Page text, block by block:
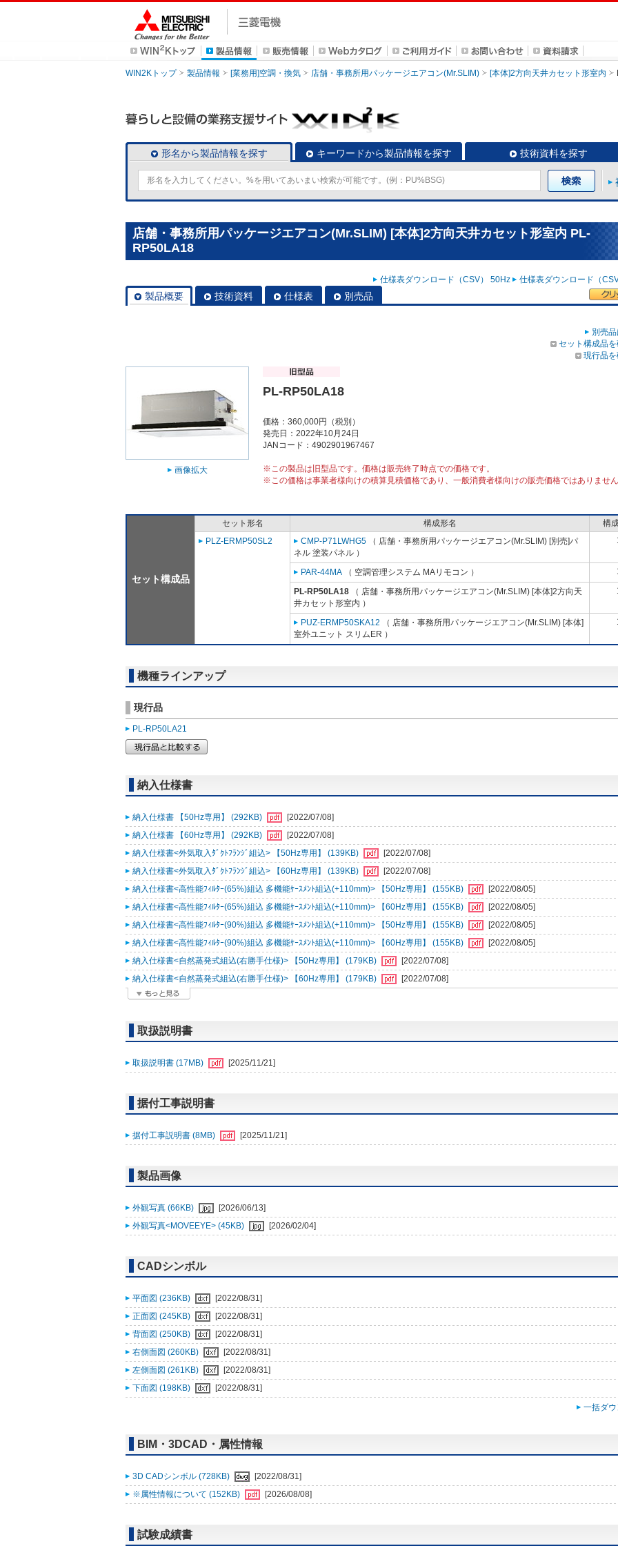
WIN2Kトップ 製品情報 [業務用]空調・換気 店舗・事務所用パッケージエアコン(Mr.SLIM) [本体]2方向天井カセット形室内
形名から製品情報を探す キーワードから製品情報を探す 技術資料を探す
店舗・事務所用パッケージエアコン(Mr.SLIM) [本体]2方向天井カセット形室内 PL-
RP50LA18
仕様表ダウンロード（CSV） 50Hz 仕様表ダウンロード（
製品概要 技術資料 仕様表 別売品
別売
セット構成品
現行品
画像拡大
PL-RP50LA18
価格：360,000円（税別）
発売日：2022年10月24日
JANコード：4902901967467
※この製品は旧型品です。価格は販売終了時点での価格です。
※この価格は事業者様向けの積算見積価格であり、一般消費者様向けの販売価格ではありませ
セット構成品
セット形名 構成形名
構
PLZ-ERMP50SL2
CMP-P71LWHG5 （ 店舗・事務所用パッケージエアコン(Mr.SLIM) [別売]パ
ネル 塗装パネル ）
PAR-44MA （ 空調管理システム MAリモコン ）
PL-RP50LA18 （ 店舗・事務所用パッケージエアコン(Mr.SLIM) [本体]2方向天
井カセット形室内 ）
PUZ-ERMP50SKA12 （ 店舗・事務所用パッケージエアコン(Mr.SLIM) [本体]
室外ユニット スリムER ）
機種ラインアップ
現行品
PL-RP50LA21
納入仕様書
納入仕様書 【50Hz専用】 (292KB)
[2022/07/08]
納入仕様書 【60Hz専用】 (292KB)
[2022/07/08]
納入仕様書<外気取入ﾀﾞｸﾄﾌﾗﾝｼﾞ組込> 【50Hz専用】 (139KB)
[2022/07/08]
納入仕様書<外気取入ﾀﾞｸﾄﾌﾗﾝｼﾞ組込> 【60Hz専用】 (139KB)
[2022/07/08]
納入仕様書<高性能ﾌｨﾙﾀｰ(65%)組込 多機能ｹｰｽﾒﾝﾄ組込(+110mm)> 【50Hz専用】 (155KB)
[2022/08/05]
納入仕様書<高性能ﾌｨﾙﾀｰ(65%)組込 多機能ｹｰｽﾒﾝﾄ組込(+110mm)> 【60Hz専用】 (155KB)
[2022/08/05]
納入仕様書<高性能ﾌｨﾙﾀｰ(90%)組込 多機能ｹｰｽﾒﾝﾄ組込(+110mm)> 【50Hz専用】 (155KB)
[2022/08/05]
納入仕様書<高性能ﾌｨﾙﾀｰ(90%)組込 多機能ｹｰｽﾒﾝﾄ組込(+110mm)> 【60Hz専用】 (155KB)
[2022/08/05]
納入仕様書<自然蒸発式組込(右勝手仕様)> 【50Hz専用】 (179KB)
[2022/07/08]
納入仕様書<自然蒸発式組込(右勝手仕様)> 【60Hz専用】 (179KB)
[2022/07/08]
取扱説明書
取扱説明書 (17MB) [2025/11/21]
据付工事説明書
据付工事説明書 (8MB) [2025/11/21]
製品画像
外観写真 (66KB)
[2026/06/13]
外観写真<MOVEEYE> (45KB)
[2026/02/04]
CADシンボル
平面図 (236KB)
[2022/08/31]
正面図 (245KB)
[2022/08/31]
背面図 (250KB)
[2022/08/31]
右側面図 (260KB)
[2022/08/31]
左側面図 (261KB)
[2022/08/31]
下面図 (198KB)
[2022/08/31]
一括ダ
BIM・3DCAD・属性情報
3D CADシンボル (728KB)
[2022/08/31]
※属性情報について (152KB)
[2026/08/08]
試験成績書